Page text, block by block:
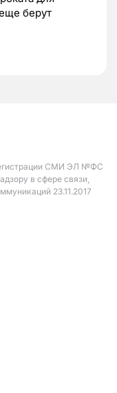
берут
СМИ ЭЛ №ФС
в сфере связи,
23.11.2017